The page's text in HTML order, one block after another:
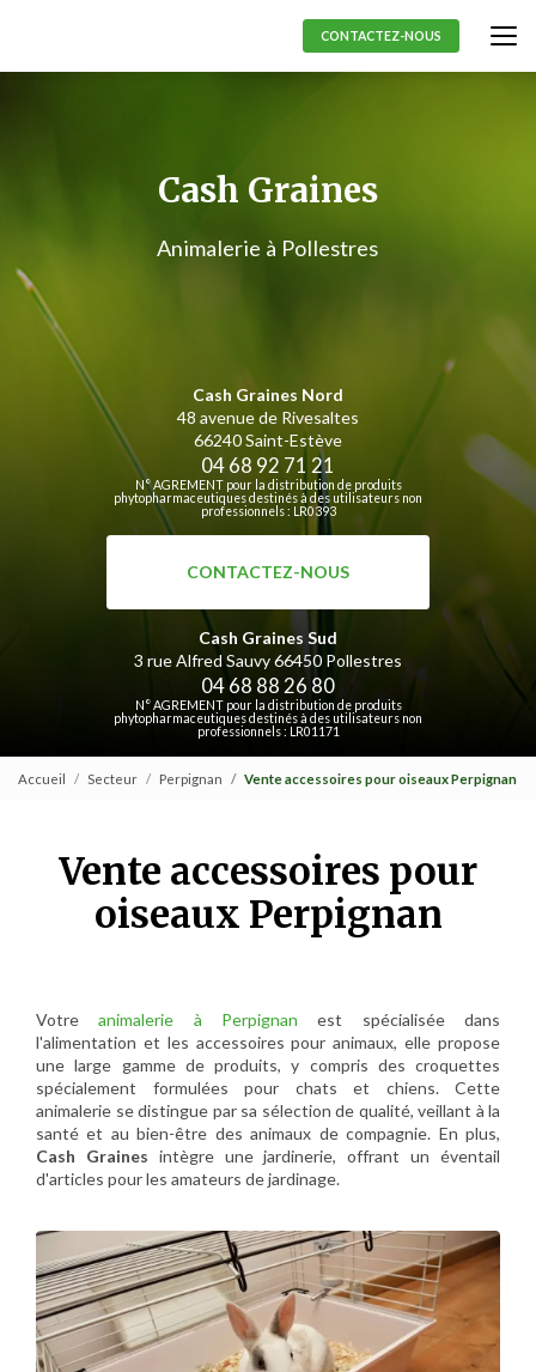
CONTACTEZ-NOUS
Cash Graines
Animalerie à Pollestres
Cash Graines Nord
48 avenue de Rivesaltes
66240 Saint-Estève
04 68 92 71 21
N° AGREMENT pour la distribution de produits
phytopharmaceutiques destinés à des utilisateurs non
professionnels : LR0393
CONTACTEZ-NOUS
Cash Graines Sud
3 rue Alfred Sauvy66450 Pollestres
04 68 88 26 80
N° AGREMENT pour la distribution de produits
phytopharmaceutiques destinés à des utilisateurs non
professionnels : LR01171
Accueil Secteur Perpignan Vente accessoires pour oiseaux Perpignan
Vente accessoires pour
oiseaux Perpignan
Votreanimalerie à Perpignan est spécialisée dans
l'alimentation et les accessoires pour animaux, elle propose
une large gamme de produits, y compris des croquettes
spécialement formulées pour chats et chiens. Cette
animalerie se distingue par sa sélection de qualité, veillant à la
santé et au bien-être des animaux de compagnie. En plus,
Cash Graines intègre une jardinerie, offrant un éventail
d'articles pour les amateurs de jardinage.